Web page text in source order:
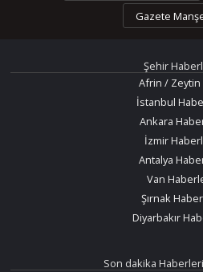
Gazete
Şehir
Afrin / Zeytin
İstanbul
Ankara
İzmir
Antalya
Van
Şırnak
Diyarbakır
Son dakika